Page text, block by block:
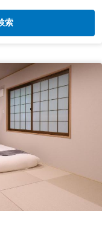
索